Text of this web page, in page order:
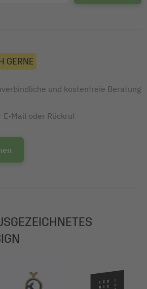
GERNE
und kostenfreie Beratung
E-Mail oder Rückruf